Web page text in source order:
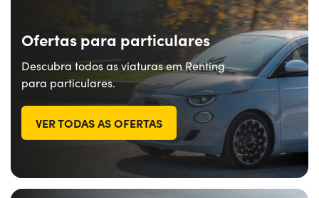
Ofertas para particulares
Descubra todos as viaturas em Renting
para particulares.
VER TODAS AS OFERTAS